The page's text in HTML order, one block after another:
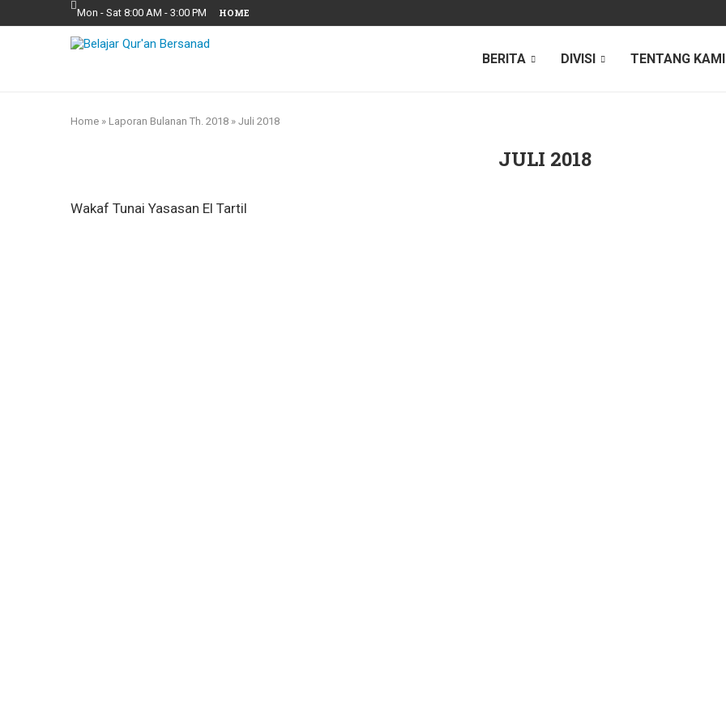
Mon - Sat 8:00 AM - 3:00 PM HOME
BERITA DIVISI TENTANG KAMI
Home » Laporan Bulanan Th. 2018 » Juli 2018
JULI 2018
Wakaf Tunai Yasasan El Tartil